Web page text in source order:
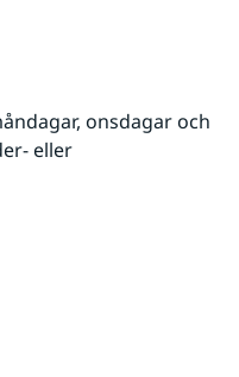
onsdagar och
eller